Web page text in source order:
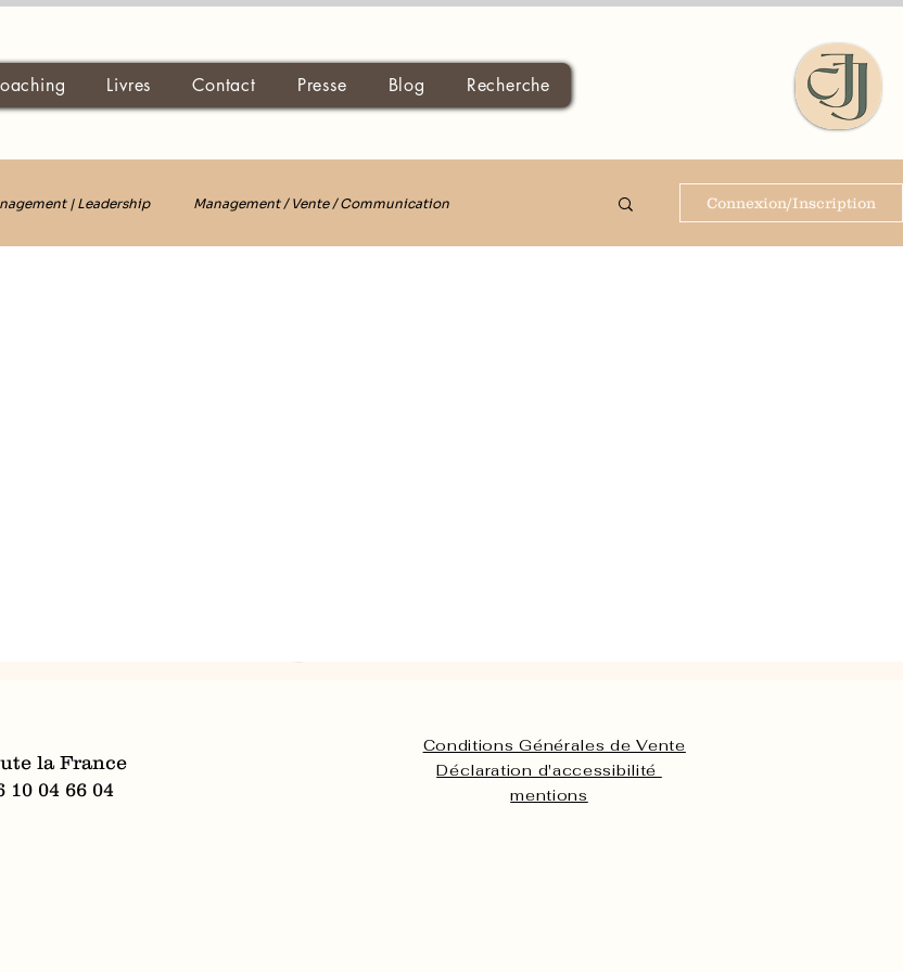
Livres Contact Presse Blog Recherche
| Leadership Management / Vente / Communication Connexion/Inscription
la France
04 66 04
Conditions Générales de Vente
Déclaration d'accessibilité
mentions